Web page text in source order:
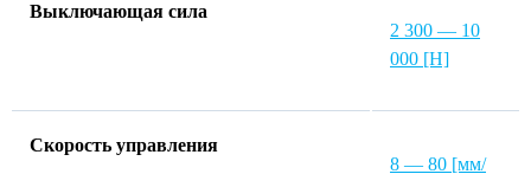
Выключающая сила
2 300 — 10
000 [Н]
Скорость управления
8 — 80 [мм/